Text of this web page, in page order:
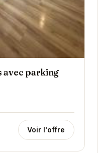
avec parking
Voir l'offre